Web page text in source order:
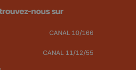
nous sur
CANAL 10/166
CANAL 11/12/55